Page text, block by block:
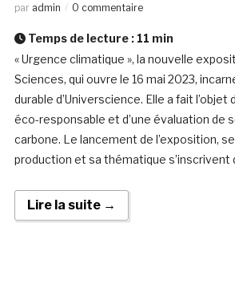
par admin 0 commentaire
Temps de lecture : 11 min
« Urgence climatique », la nouvelle
Sciences, qui ouvre le 16 mai 2023,
durable d’Universcience. Elle a fait l’objet
éco-responsable et d’une évaluation de
carbone. Le lancement de l’exposition,
production et sa thématique s’inscrivent
Lire la suite →